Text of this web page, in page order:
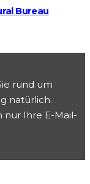
Bureau
rund um
natürlich.
nur Ihre E-Mail-